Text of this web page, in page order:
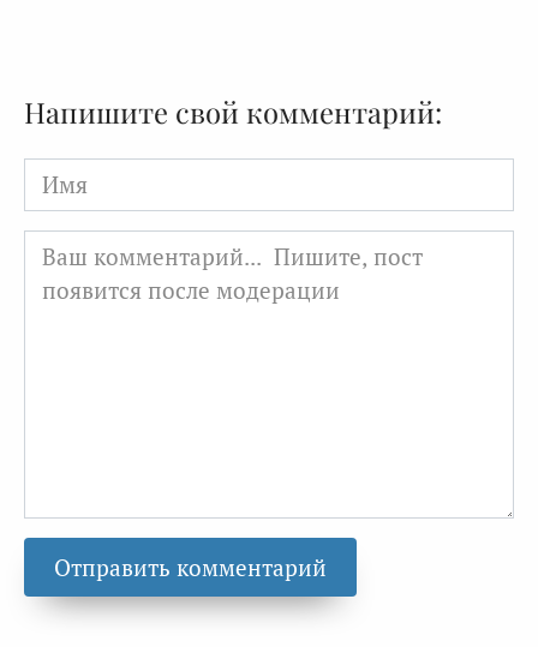
Напишите свой комментарий:
Имя